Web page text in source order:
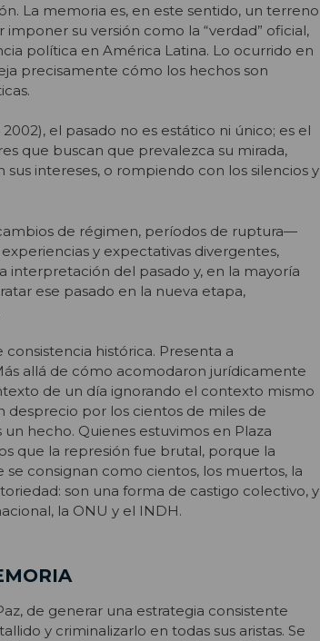
La memoria es, en este sentido, un terreno
su versión como la “verdad” oficial,
política en América Latina. Lo ocurrido en
precisamente cómo los hechos son
2002), el pasado no es estático ni único; es el
que buscan que prevalezca su mirada,
intereses, o rompiendo con los silencios y
de régimen, períodos de ruptura—
y expectativas divergentes,
interpretación del pasado y, en la mayoría
ese pasado en la nueva etapa,
histórica. Presenta a
allá de cómo acomodaron jurídicamente
de un día ignorando el contexto mismo
desprecio por los cientos de miles de
hecho. Quienes estuvimos en Plaza
que la represión fue brutal, porque la
consignan como cientos, los muertos, la
son una forma de castigo colectivo, y
la ONU y el INDH.
de generar una estrategia consistente
y criminalizarlo en todas sus aristas. Se